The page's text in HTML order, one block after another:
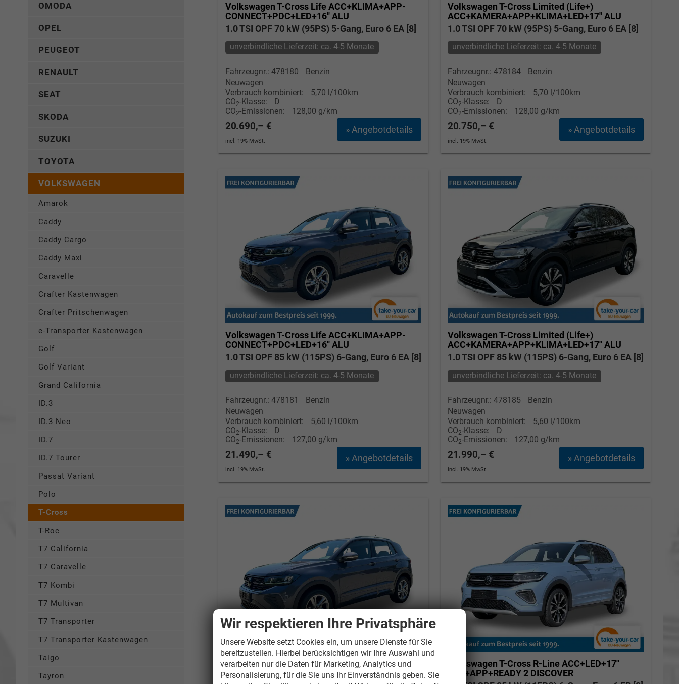
Volkswagen T-Cross Life ACC+KLIMA+APP-
CONNECT+PDC+LED+16'' ALU
1.0 TSI OPF 70 kW (95PS) 5-Gang, Euro 6 EA [8]
unverbindliche Lieferzeit: ca. 4-5 Monate
Fahrzeugnr.: 478180
Benzin
Neuwagen
Verbrauch kombiniert:
5,70 l/100km
CO2-Klasse:
D
CO2-Emissionen: 128,00 g/km
» Angebotdetails
20.690,– €
incl. 19% MwSt.
Volkswagen T-Cross Limited (Life+)
ACC+KAMERA+APP+KLIMA+LED+17'' ALU
1.0 TSI OPF 70 kW (95PS) 5-Gang, Euro 6 EA [8]
unverbindliche Lieferzeit: ca. 4-5 Monate
Fahrzeugnr.: 478184
Benzin
Neuwagen
Verbrauch kombiniert:
5,70 l/100km
CO2-Klasse:
D
CO2-Emissionen: 128,00 g/km
» Angebotdetails
20.750,– €
incl. 19% MwSt.
Volkswagen T-Cross Life ACC+KLIMA+APP-
CONNECT+PDC+LED+16'' ALU
1.0 TSI OPF 85 kW (115PS) 6-Gang, Euro 6 EA [8]
unverbindliche Lieferzeit: ca. 4-5 Monate
Fahrzeugnr.: 478181
Benzin
Neuwagen
Verbrauch kombiniert:
5,60 l/100km
CO2-Klasse:
D
CO2-Emissionen: 127,00 g/km
» Angebotdetails
21.490,– €
incl. 19% MwSt.
Volkswagen T-Cross Limited (Life+)
ACC+KAMERA+APP+KLIMA+LED+17'' ALU
1.0 TSI OPF 85 kW (115PS) 6-Gang, Euro 6 EA [8]
unverbindliche Lieferzeit: ca. 4-5 Monate
Fahrzeugnr.: 478185
Benzin
Neuwagen
Verbrauch kombiniert:
5,60 l/100km
CO2-Klasse:
D
CO2-Emissionen: 127,00 g/km
» Angebotdetails
21.990,– €
incl. 19% MwSt.
Volkswagen T-Cross Style IQ.LIGHT
MATRIX+ACC+APP+17'' ALU
Volkswagen T-Cross R-Line ACC+LED+17''
ALU+APP+READY 2 DISCOVER
OMODA
OPEL
PEUGEOT
RENAULT
SEAT
SKODA
SUZUKI
TOYOTA
VOLKSWAGEN
Amarok
Caddy
Caddy Cargo
Caddy Maxi
Caravelle
Crafter Kastenwagen
Crafter Pritschenwagen
e-Transporter Kastenwagen
Golf
Golf Variant
Grand California
ID.3
ID.3 Neo
ID.7
ID.7 Tourer
Passat Variant
Polo
T-Cross
T-Roc
T7 California
T7 Caravelle
T7 Kombi
T7 Multivan
T7 Transporter
T7 Transporter Kastenwagen
Taigo
Tayron
Wir respektieren Ihre Privatsphäre
Unsere Website setzt Cookies ein, um unsere Dienste für Sie
bereitzustellen. Hierbei berücksichtigen wir Ihre Auswahl und
verarbeiten nur die Daten für Marketing, Analytics und
Personalisierung, für die Sie uns Ihr Einverständnis geben. Sie